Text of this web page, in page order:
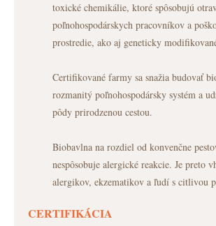
toxické chemikálie, ktoré spôsobujú
poľnohospodárskych pracovníkov a
prostredie, ako aj geneticky
Certifikované farmy sa snažia budovať
rozmanitý poľnohospodársky systém a
pôdy prirodzenou cestou.
Biobavlna na rozdiel od konvenčne
nespôsobuje alergické reakcie. Je preto
alergikov, ekzematikov a ľudí s citlivou
CERTIFIKÁCIA